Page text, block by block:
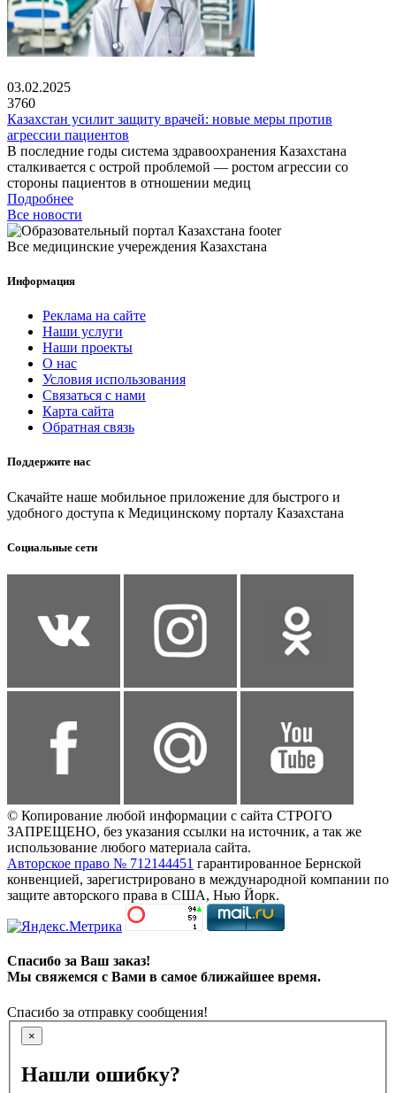
03.02.2025
3760
Казахстан усилит защиту врачей: новые меры против
агрессии пациентов
В последние годы система здравоохранения Казахстана
сталкивается с острой проблемой — ростом агрессии со
стороны пациентов в отношении медиц
Подробнее
Все новости
Все медицинские учереждения Казахстана
Информация
Реклама на сайте
Наши услуги
Наши проекты
О нас
Условия использования
Связаться с нами
Карта сайта
Обратная связь
Поддержите нас
Скачайте наше мобильное приложение для быстрого и
удобного доступа к Медицинскому порталу Казахстана
Социальные сети
© Копирование любой информации с сайта СТРОГО
ЗАПРЕЩЕНО, без указания ссылки на источник, а так же
использование любого материала сайта.
Авторское право № 712144451 гарантированное Бернской
конвенцией, зарегистрировано в международной компании по
защите авторского права в США, Нью Йорк.
Спасибо за Ваш заказ!
Мы свяжемся с Вами в самое ближайшее время.
Спасибо за отправку сообщения!
×
Нашли ошибку?